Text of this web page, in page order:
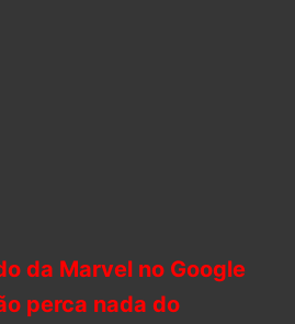
da Marvel no Google
perca nada do